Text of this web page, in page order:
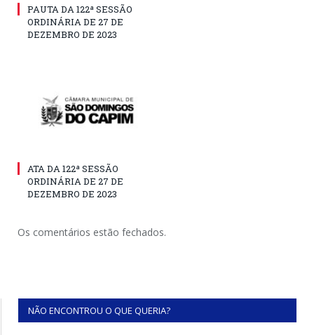
PAUTA DA 122ª SESSÃO
ORDINÁRIA DE 27 DE
DEZEMBRO DE 2023
ATA DA 122ª SESSÃO
ORDINÁRIA DE 27 DE
DEZEMBRO DE 2023
Os comentários estão fechados.
NÃO ENCONTROU O QUE QUERIA?